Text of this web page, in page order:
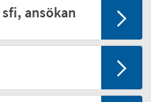
ansökan